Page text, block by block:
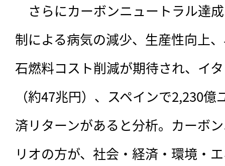
さらにカーボンニュートラル達
制による病気の減少、生産性向上
石燃料コスト削減が期待され、イ
（約47兆円）、スペインで2,230
済リターンがあると分析。カーボ
リオの方が、社会・経済・環境・